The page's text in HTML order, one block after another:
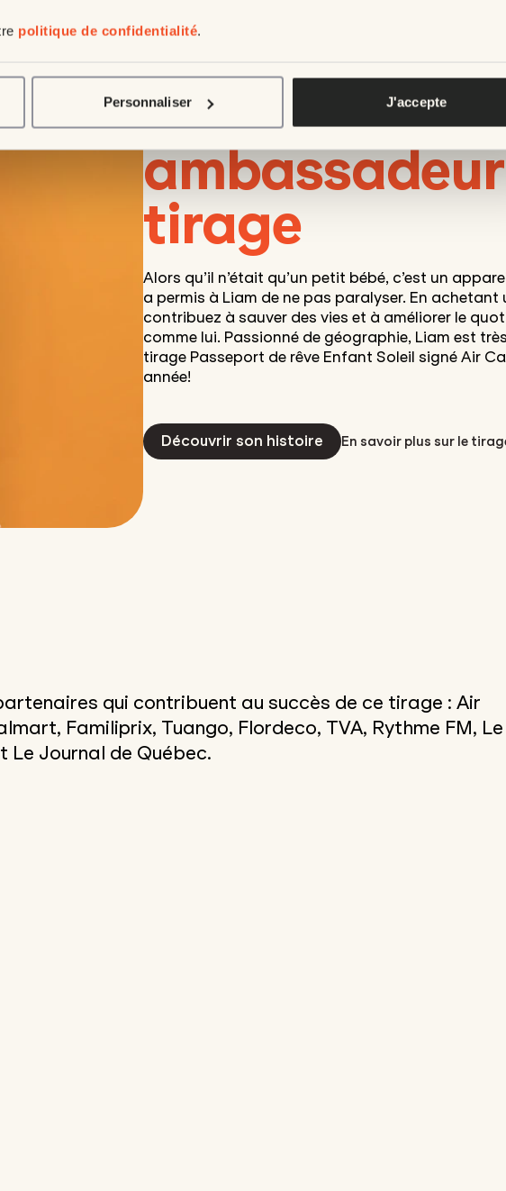
politique de confidentialité.
Personnaliser J'accepte
Rencontrez
ans, Enfant
tirage
Alors qu’il n’était qu’un petit bébé, c’est un
a permis à Liam de ne pas paralyser. En achetant
contribuez à sauver des vies et à améliorer le
comme lui. Passionné de géographie, Liam est
tirage Passeport de rêve Enfant Soleil signé Air
année!
Découvrir son histoire En savoir plus sur le
qui contribuent au succès de ce tirage : Air
Familiprix, Tuango, Flordeco, TVA, Rythme FM, Le
Le Journal de Québec.